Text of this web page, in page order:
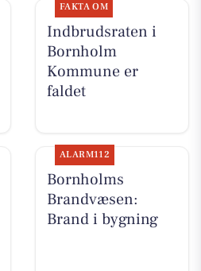
FAKTA OM
Indbrudsraten i
Bornholm
Kommune er
faldet
ALARM112
Bornholms
Brandvæsen:
Brand i bygning